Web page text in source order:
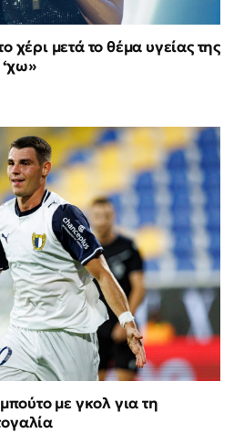
μετά το θέμα υγείας της
με γκολ για τη